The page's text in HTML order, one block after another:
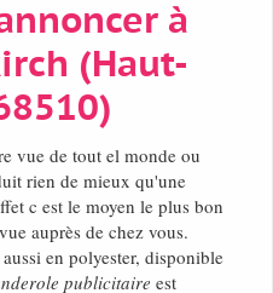
à
(Haut-
vue de tout el monde ou
rien de mieux qu'une
c est le moyen le plus bon
auprès de chez vous.
en polyester, disponible
publicitaire est